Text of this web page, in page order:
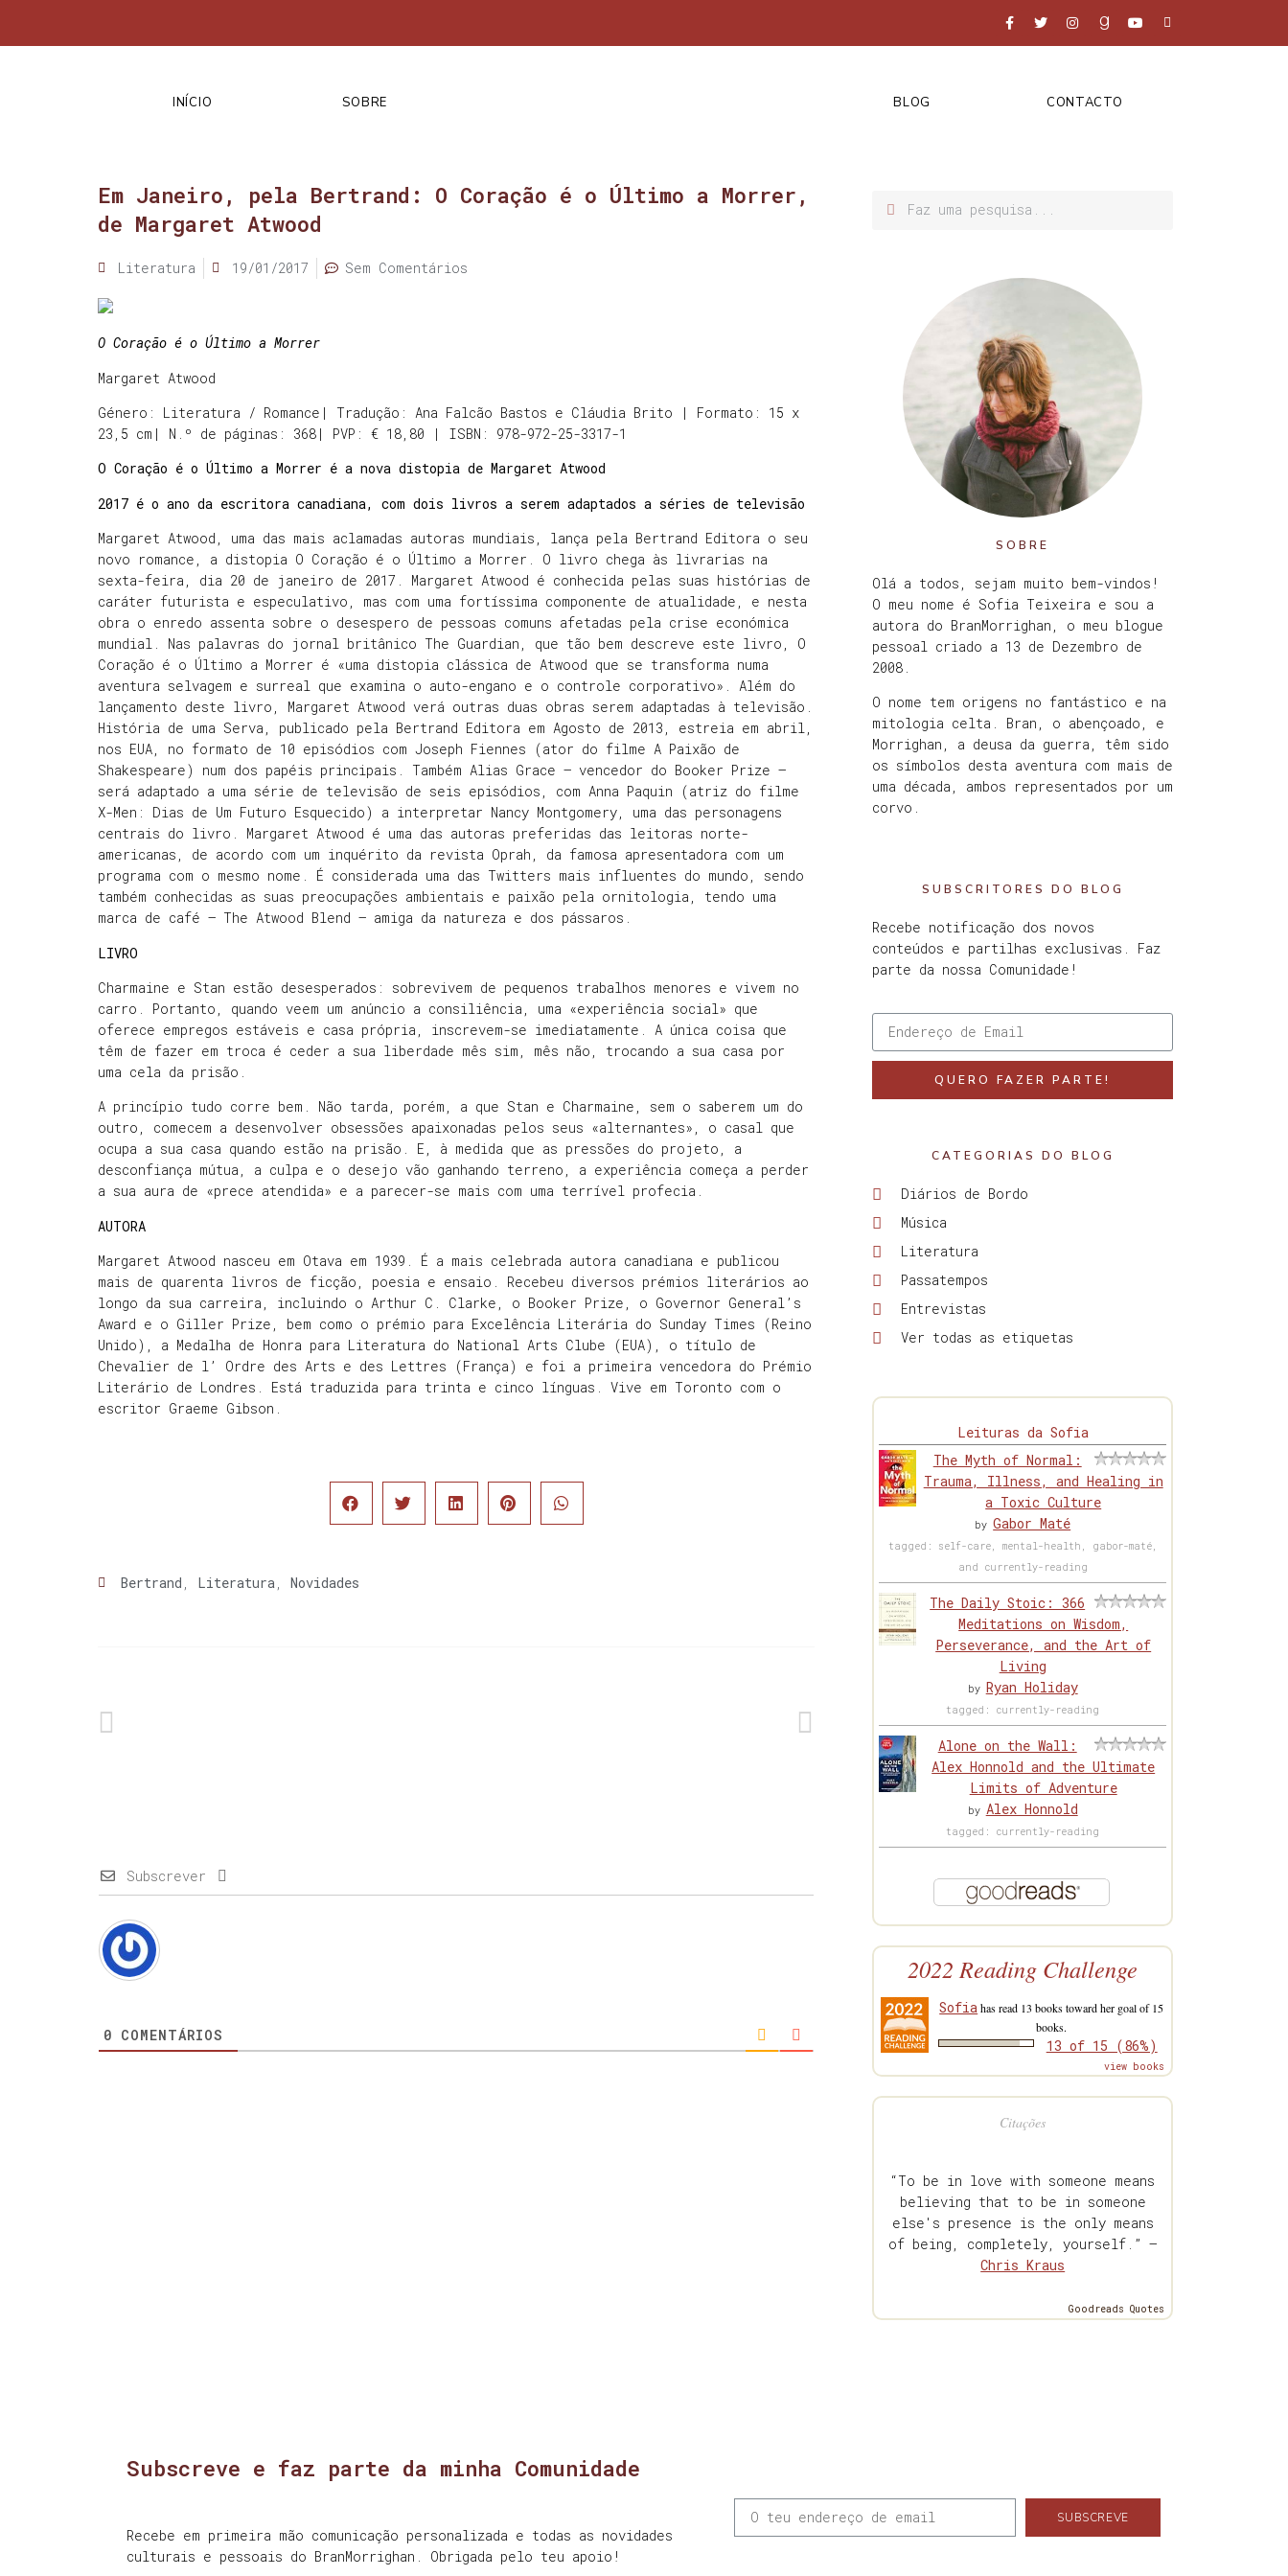
INÍCIO SOBRE BLOG CONTACTO
Em Janeiro, pela Bertrand: O Coração é o Último a Morrer,
de Margaret Atwood
Literatura 19/01/2017 Sem Comentários
O Coração é o Último a Morrer
Margaret Atwood
Género: Literatura / Romance| Tradução: Ana Falcão Bastos e Cláudia Brito | Formato: 15 x
23,5 cm| N.º de páginas: 368| PVP: € 18,80 | ISBN: 978-972-25-3317-1
O Coração é o Último a Morrer é a nova distopia de Margaret Atwood
2017 é o ano da escritora canadiana, com dois livros a serem adaptados a séries de televisão
Margaret Atwood, uma das mais aclamadas autoras mundiais, lança pela Bertrand Editora o seu
novo romance, a distopia O Coração é o Último a Morrer. O livro chega às livrarias na
sexta-feira, dia 20 de janeiro de 2017. Margaret Atwood é conhecida pelas suas histórias de
caráter futurista e especulativo, mas com uma fortíssima componente de atualidade, e nesta
obra o enredo assenta sobre o desespero de pessoas comuns afetadas pela crise económica
mundial. Nas palavras do jornal britânico The Guardian, que tão bem descreve este livro, O
Coração é o Último a Morrer é «uma distopia clássica de Atwood que se transforma numa
aventura selvagem e surreal que examina o auto-engano e o controle corporativo». Além do
lançamento deste livro, Margaret Atwood verá outras duas obras serem adaptadas à televisão.
História de uma Serva, publicado pela Bertrand Editora em Agosto de 2013, estreia em abril,
nos EUA, no formato de 10 episódios com Joseph Fiennes (ator do filme A Paixão de
Shakespeare) num dos papéis principais. Também Alias Grace – vencedor do Booker Prize –
será adaptado a uma série de televisão de seis episódios, com Anna Paquin (atriz do filme
X-Men: Dias de Um Futuro Esquecido) a interpretar Nancy Montgomery, uma das personagens
centrais do livro. Margaret Atwood é uma das autoras preferidas das leitoras norte-
americanas, de acordo com um inquérito da revista Oprah, da famosa apresentadora com um
programa com o mesmo nome. É considerada uma das Twitters mais influentes do mundo, sendo
também conhecidas as suas preocupações ambientais e paixão pela ornitologia, tendo uma
marca de café – The Atwood Blend – amiga da natureza e dos pássaros.
LIVRO
Charmaine e Stan estão desesperados: sobrevivem de pequenos trabalhos menores e vivem no
carro. Portanto, quando veem um anúncio a consiliência, uma «experiência social» que
oferece empregos estáveis e casa própria, inscrevem-se imediatamente. A única coisa que
têm de fazer em troca é ceder a sua liberdade mês sim, mês não, trocando a sua casa por
uma cela da prisão.
A princípio tudo corre bem. Não tarda, porém, a que Stan e Charmaine, sem o saberem um do
outro, comecem a desenvolver obsessões apaixonadas pelos seus «alternantes», o casal que
ocupa a sua casa quando estão na prisão. E, à medida que as pressões do projeto, a
desconfiança mútua, a culpa e o desejo vão ganhando terreno, a experiência começa a perder
a sua aura de «prece atendida» e a parecer-se mais com uma terrível profecia.
AUTORA
Margaret Atwood nasceu em Otava em 1939. É a mais celebrada autora canadiana e publicou
mais de quarenta livros de ficção, poesia e ensaio. Recebeu diversos prémios literários ao
longo da sua carreira, incluindo o Arthur C. Clarke, o Booker Prize, o Governor General’s
Award e o Giller Prize, bem como o prémio para Excelência Literária do Sunday Times (Reino
Unido), a Medalha de Honra para Literatura do National Arts Clube (EUA), o título de
Chevalier de l’ Ordre des Arts e des Lettres (França) e foi a primeira vencedora do Prémio
Literário de Londres. Está traduzida para trinta e cinco línguas. Vive em Toronto com o
escritor Graeme Gibson.
Bertrand Literatura Novidades
Subscrever
0 COMENTÁRIOS
SOBRE
Olá a todos, sejam muito bem-vindos!
O meu nome é Sofia Teixeira e sou a
autora do BranMorrighan, o meu blogue
pessoal criado a 13 de Dezembro de
2008.
O nome tem origens no fantástico e na
mitologia celta. Bran, o abençoado, e
Morrighan, a deusa da guerra, têm sido
os símbolos desta aventura com mais de
uma década, ambos representados por um
corvo.
SUBSCRITORES DO BLOG
Recebe notificação dos novos
conteúdos e partilhas exclusivas. Faz
parte da nossa Comunidade!
QUERO FAZER PARTE!
CATEGORIAS DO BLOG
Diários de Bordo
Música
Literatura
Passatempos
Entrevistas
Ver todas as etiquetas
Leituras da Sofia
The Myth of Normal:
Trauma, Illness, and Healing in
a Toxic Culture
byGabor Maté
tagged: self-care, mental-health, gabor-maté,
and currently-reading
The Daily Stoic: 366
Meditations on Wisdom,
Perseverance, and the Art of
Living
by Ryan Holiday
tagged: currently-reading
Alone on the Wall:
Alex Honnold and the Ultimate
Limits of Adventure
by Alex Honnold
tagged: currently-reading
2022 Reading Challenge
Sofiahas read 13 books toward her goal of 15
books.
13 of 15 (86%)
view books
Citações
“To be in love with someone means
believing that to be in someone
else's presence is the only means
of being, completely, yourself.” —
Chris Kraus
Goodreads Quotes
Subscreve e faz parte da minha Comunidade
Recebe em primeira mão comunicação personalizada e todas as novidades
culturais e pessoais do BranMorrighan. Obrigada pelo teu apoio!
SUBSCREVE